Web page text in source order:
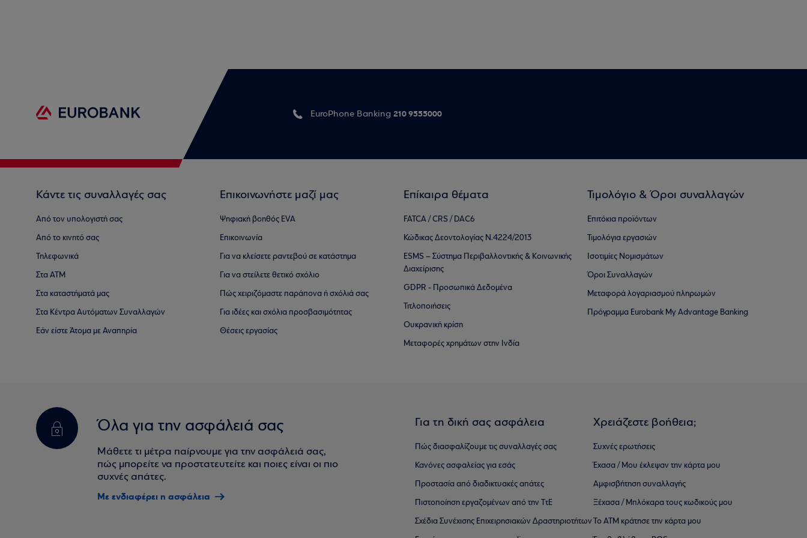
EuroPhone Banking 210 9555000
Κάντε τις συναλλαγές σας
Από τον υπολογιστή σας
Από το κινητό σας
Τηλεφωνικά
Στα ΑΤΜ
Στα καταστήματά μας
Στα Κέντρα Αυτόματων Συναλλαγών
Εάν είστε Άτομα με Αναπηρία
Επικοινωνήστε μαζί μας
Ψηφιακή βοηθός EVA
Επικοινωνία
Για να κλείσετε ραντεβού σε κατάστημα
Για να στείλετε θετικό σχόλιο
Πώς χειριζόμαστε παράπονα ή σχόλιά σας
Για ιδέες και σχόλια προσβασιμότητας
Θέσεις εργασίας
Επίκαιρα θέματα
FATCA / CRS / DAC6
Κώδικας Δεοντολογίας Ν.4224/2013
ESMS – Σύστημα Περιβαλλοντικής & Κοινωνικής
Διαχείρισης
GDPR - Προσωπικά Δεδομένα
Τιτλοποιήσεις
Ουκρανική κρίση
Μεταφορές χρημάτων στην Ινδία
Τιμολόγιο & Όροι συναλλαγών
Επιτόκια προϊόντων
Τιμολόγια εργασιών
Ισοτιμίες Νομισμάτων
Όροι Συναλλαγών
Μεταφορά λογαριασμού πληρωμών
Πρόγραμμα Eurobank My Advantage Banking
Όλα για την ασφάλειά σας
Μάθετε τι μέτρα παίρνουμε για την ασφάλειά σας,
πώς μπορείτε να προστατευτείτε και ποιες είναι οι πιο
συχνές απάτες.
Με ενδιαφέρει η ασφάλεια
Για τη δική σας ασφάλεια
Πώς διασφαλίζουμε τις συναλλαγές σας
Κανόνες ασφαλείας για εσάς
Προστασία από διαδικτυακές απάτες
Πιστοποίηση εργαζομένων από την ΤτΕ
Σχέδια Συνέχισης Επιχειρησιακών ∆ραστηριοτήτων
Χρειάζεστε βοήθεια;
Συχνές ερωτήσεις
Έχασα / Μου έκλεψαν την κάρτα μου
Αμφισβήτηση συναλλαγής
Ξέχασα / Μπλόκαρα τους κωδικούς μου
Το ΑΤΜ κράτησε την κάρτα μου